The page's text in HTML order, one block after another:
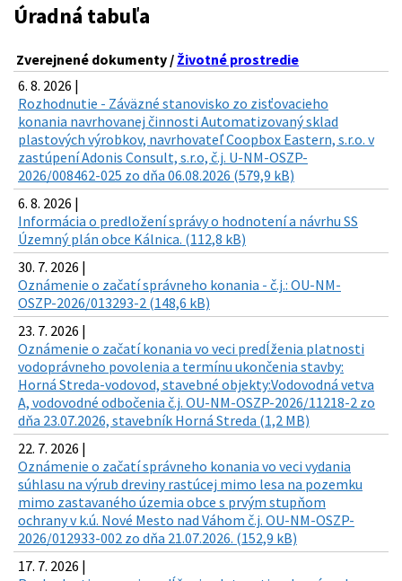
Úradná tabuľa
Zverejnené dokumenty / Životné prostredie
6. 8. 2026 |
Rozhodnutie - Záväzné stanovisko zo zisťovacieho
konania navrhovanej činnosti Automatizovaný sklad
plastových výrobkov, navrhovateľ Coopbox Eastern, s.r.o. v
zastúpení Adonis Consult, s.r.o, č.j. U-NM-OSZP-
2026/008462-025 zo dňa 06.08.2026 (579,9 kB)
6. 8. 2026 |
Informácia o predložení správy o hodnotení a návrhu SS
Územný plán obce Kálnica. (112,8 kB)
30. 7. 2026 |
Oznámenie o začatí správneho konania - č.j.: OU-NM-
OSZP-2026/013293-2 (148,6 kB)
23. 7. 2026 |
Oznámenie o začatí konania vo veci predĺženia platnosti
vodoprávneho povolenia a termínu ukončenia stavby:
Horná Streda-vodovod, stavebné objekty:Vodovodná vetva
A, vodovodné odbočenia č.j. OU-NM-OSZP-2026/11218-2 zo
dňa 23.07.2026, stavebník Horná Streda (1,2 MB)
22. 7. 2026 |
Oznámenie o začatí správneho konania vo veci vydania
súhlasu na výrub dreviny rastúcej mimo lesa na pozemku
mimo zastavaného územia obce s prvým stupňom
ochrany v k.ú. Nové Mesto nad Váhom č.j. OU-NM-OSZP-
2026/012933-002 zo dňa 21.07.2026. (152,9 kB)
17. 7. 2026 |